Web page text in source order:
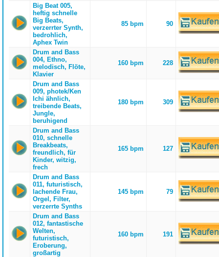
Big Beat 005,
heftig schnelle
Big Beats,
verzerrter Synth,
bedrohlich,
Aphex Twin
85 bpm 90
Drum and Bass
004, Ethno,
melodisch, Flöte,
Klavier
160 bpm 228
Drum and Bass
009, photek/Ken
Ichi ähnlich,
treibende Beats,
Jungle,
beruhigend
180 bpm 309
Drum and Bass
010, schnelle
Breakbeats,
freundlich, für
Kinder, witzig,
frech
165 bpm 127
Drum and Bass
011, futuristisch,
lachende Frau,
Orgel, Filter,
verzerrte Synths
145 bpm 79
Drum and Bass
012, fantastische
Welten,
futuristisch,
Eroberung,
großartig
160 bpm 191